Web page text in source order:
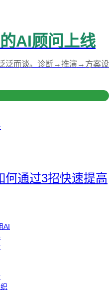
AI
AI顾问上线
泛而谈。诊断→推演→方案设
何通过3招快速提高